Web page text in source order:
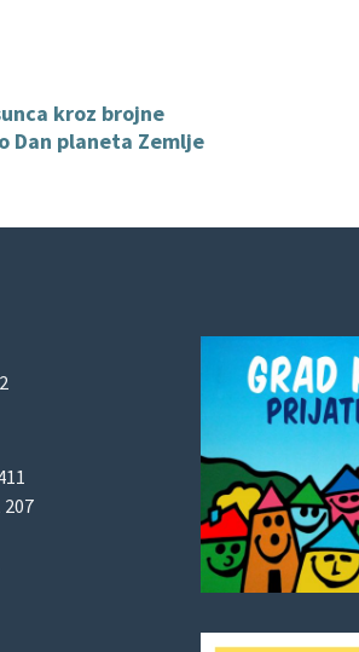
kroz brojne
Dan planeta Zemlje
207